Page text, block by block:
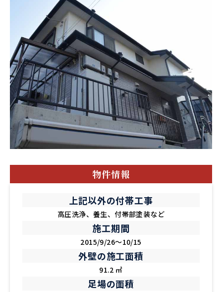
物件情報
上記以外の付帯工事
高圧洗浄、養生、付帯部塗装など
施工期間
2015/9/26～10/15
外壁の施工面積
91.2 ㎡
足場の面積